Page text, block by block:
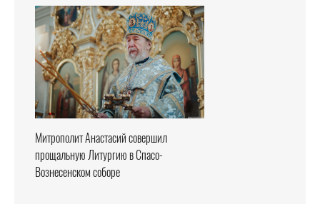
Митрополит Анастасий совершил
прощальную Литургию в Спасо-
Вознесенском соборе